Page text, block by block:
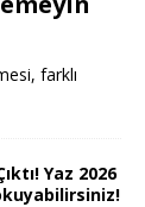
farklı
Yaz 2026